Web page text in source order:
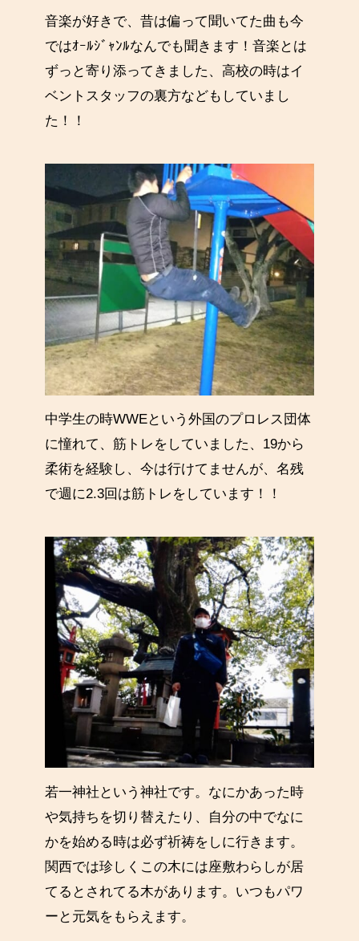
音楽が好きで、昔は偏って聞いてた曲も今
ではｵｰﾙｼﾞｬﾝﾙなんでも聞きます！音楽とは
ずっと寄り添ってきました、高校の時はイ
ベントスタッフの裏方などもしていまし
た！！
中学生の時WWEという外国のプロレス団体
に憧れて、筋トレをしていました、19から
柔術を経験し、今は行けてませんが、名残
で週に2.3回は筋トレをしています！！
若一神社という神社です。なにかあった時
や気持ちを切り替えたり、自分の中でなに
かを始める時は必ず祈祷をしに行きます。
関西では珍しくこの木には座敷わらしが居
てるとされてる木があります。いつもパワ
ーと元気をもらえます。